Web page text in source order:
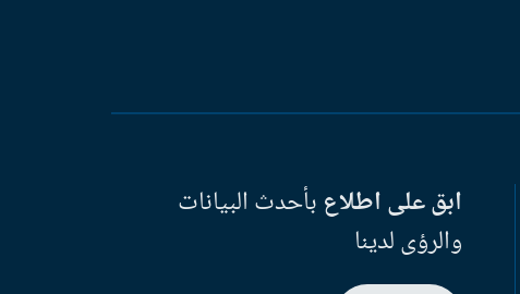
ابق على اطلاعبأحدث البيانات
والرؤى لدينا